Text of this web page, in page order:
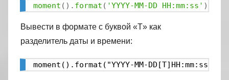
moment ( ) . format ( 'YYYY-MM-DD HH:mm:ss' )
Вывести в формате с буквой «T» как
разделитель даты и времени:
moment().format("YYYY-MM-DD[T]HH:mm:ss")